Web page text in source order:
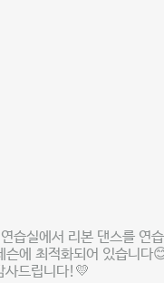
습실에서 리본 댄스를 연
에 최적화되어 있습니다
사드립니다!💛